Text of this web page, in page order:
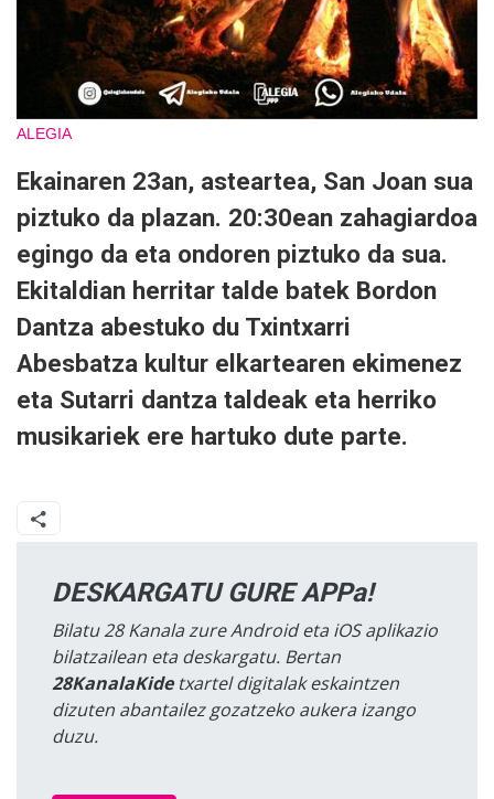
ALEGIA
Ekainaren 23an, asteartea, San Joan sua
piztuko da plazan. 20:30ean zahagiardoa
egingo da eta ondoren piztuko da sua.
Ekitaldian herritar talde batek Bordon
Dantza abestuko du Txintxarri
Abesbatza kultur elkartearen ekimenez
eta Sutarri dantza taldeak eta herriko
musikariek ere hartuko dute parte.
DESKARGATU GURE APPa!
Bilatu 28 Kanala zure Android eta iOS aplikazio
bilatzailean eta deskargatu. Bertan
28KanalaKidetxartel digitalak eskaintzen
dizuten abantailez gozatzeko aukera izango
duzu.